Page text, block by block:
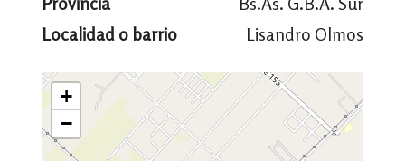
Localidad o barrio
Lisandro Olmos
+
−